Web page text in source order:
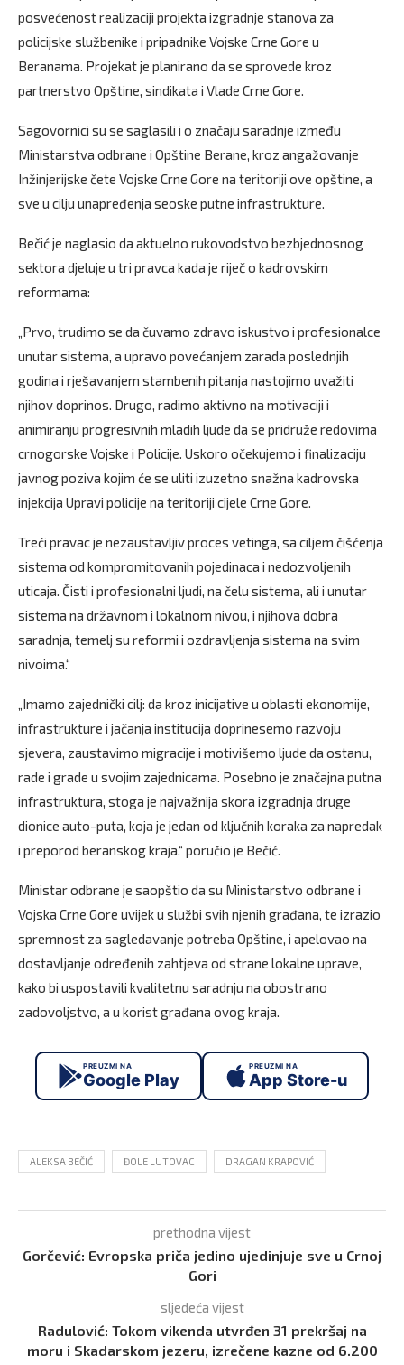
posvećenost realizaciji projekta izgradnje stanova za
policijske službenike i pripadnike Vojske Crne Gore u
Beranama. Projekat je planirano da se sprovede kroz
partnerstvo Opštine, sindikata i Vlade Crne Gore.
Sagovornici su se saglasili i o značaju saradnje između
Ministarstva odbrane i Opštine Berane, kroz angažovanje
Inžinjerijske čete Vojske Crne Gore na teritoriji ove opštine, a
sve u cilju unapređenja seoske putne infrastrukture.
Bečić je naglasio da aktuelno rukovodstvo bezbjednosnog
sektora djeluje u tri pravca kada je riječ o kadrovskim
reformama:
„Prvo, trudimo se da čuvamo zdravo iskustvo i profesionalce
unutar sistema, a upravo povećanjem zarada poslednjih
godina i rješavanjem stambenih pitanja nastojimo uvažiti
njihov doprinos. Drugo, radimo aktivno na motivaciji i
animiranju progresivnih mladih ljude da se pridruže redovima
crnogorske Vojske i Policije. Uskoro očekujemo i finalizaciju
javnog poziva kojim će se uliti izuzetno snažna kadrovska
injekcija Upravi policije na teritoriji cijele Crne Gore.
Treći pravac je nezaustavljiv proces vetinga, sa ciljem čišćenja
sistema od kompromitovanih pojedinaca i nedozvoljenih
uticaja. Čisti i profesionalni ljudi, na čelu sistema, ali i unutar
sistema na državnom i lokalnom nivou, i njihova dobra
saradnja, temelj su reformi i ozdravljenja sistema na svim
nivoima.“
„Imamo zajednički cilj: da kroz inicijative u oblasti ekonomije,
infrastrukture i jačanja institucija doprinesemo razvoju
sjevera, zaustavimo migracije i motivišemo ljude da ostanu,
rade i grade u svojim zajednicama. Posebno je značajna putna
infrastruktura, stoga je najvažnija skora izgradnja druge
dionice auto-puta, koja je jedan od ključnih koraka za napredak
i preporod beranskog kraja,“ poručio je Bečić.
Ministar odbrane je saopštio da su Ministarstvo odbrane i
Vojska Crne Gore uvijek u službi svih njenih građana, te izrazio
spremnost za sagledavanje potreba Opštine, i apelovao na
dostavljanje određenih zahtjeva od strane lokalne uprave,
kako bi uspostavili kvalitetnu saradnju na obostrano
zadovoljstvo, a u korist građana ovog kraja.
PREUZMI NA
Google Play
PREUZMI NA
App Store-u
ALEKSA BEČIĆ ĐOLE LUTOVAC DRAGAN KRAPOVIĆ
prethodna vijest
Gorčević: Evropska priča jedino ujedinjuje sve u Crnoj
Gori
sljedeća vijest
Radulović: Tokom vikenda utvrđen 31 prekršaj na
moru i Skadarskom jezeru, izrečene kazne od 6.200